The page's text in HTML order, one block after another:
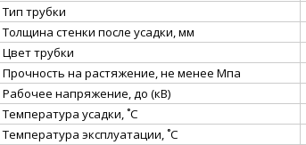
Тип трубки
Толщина стенки после усадки, мм
Цвет трубки
Прочность на растяжение, не менее Мпа
Рабочее напряжение, до (кВ)
Температура усадки, ˚С
Температура эксплуатации, ˚С